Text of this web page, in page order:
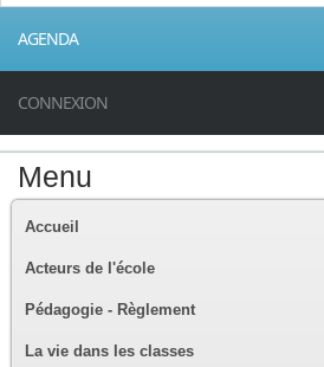
AGENDA
CONNEXION
Menu
Accueil
Acteurs de l'école
Pédagogie - Règlement
La vie dans les classes